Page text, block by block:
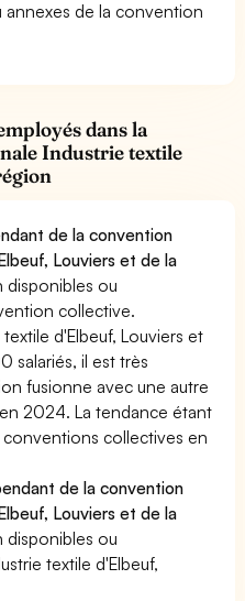
de la convention
dans la
Industrie textile
de la convention
Louviers et de la
ou
collective.
d'Elbeuf, Louviers et
salariés, il est très
fusionne avec une autre
2024. La tendance étant
collectives en
de la convention
Louviers et de la
ou
textile d'Elbeuf,